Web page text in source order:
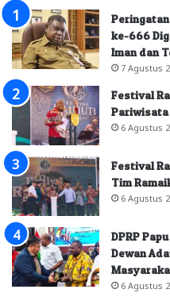
ke-666
Iman dan
7 Agustus
Festival
Pariwisata
6 Agustus
Festival
Tim
6 Agustus
DPRP
Dewan
6 Agustus